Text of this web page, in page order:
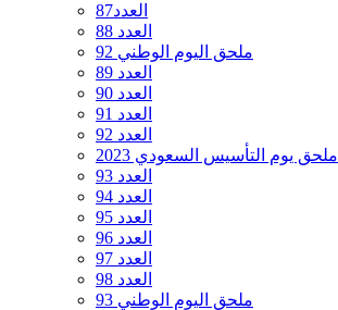
العدد87
العدد 88
ملحق اليوم الوطني 92
العدد 89
العدد 90
العدد 91
العدد 92
ملحق يوم التأسيس السعودي 2023
العدد 93
العدد 94
العدد 95
العدد 96
العدد 97
العدد 98
ملحق اليوم الوطني 93